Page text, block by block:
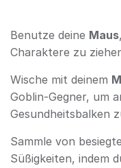
Benutze deine Maus
Charaktere zu
Wische mit deinem
Goblin-Gegner, um
Gesundheitsbalken
Sammle von
Süßigkeiten, indem